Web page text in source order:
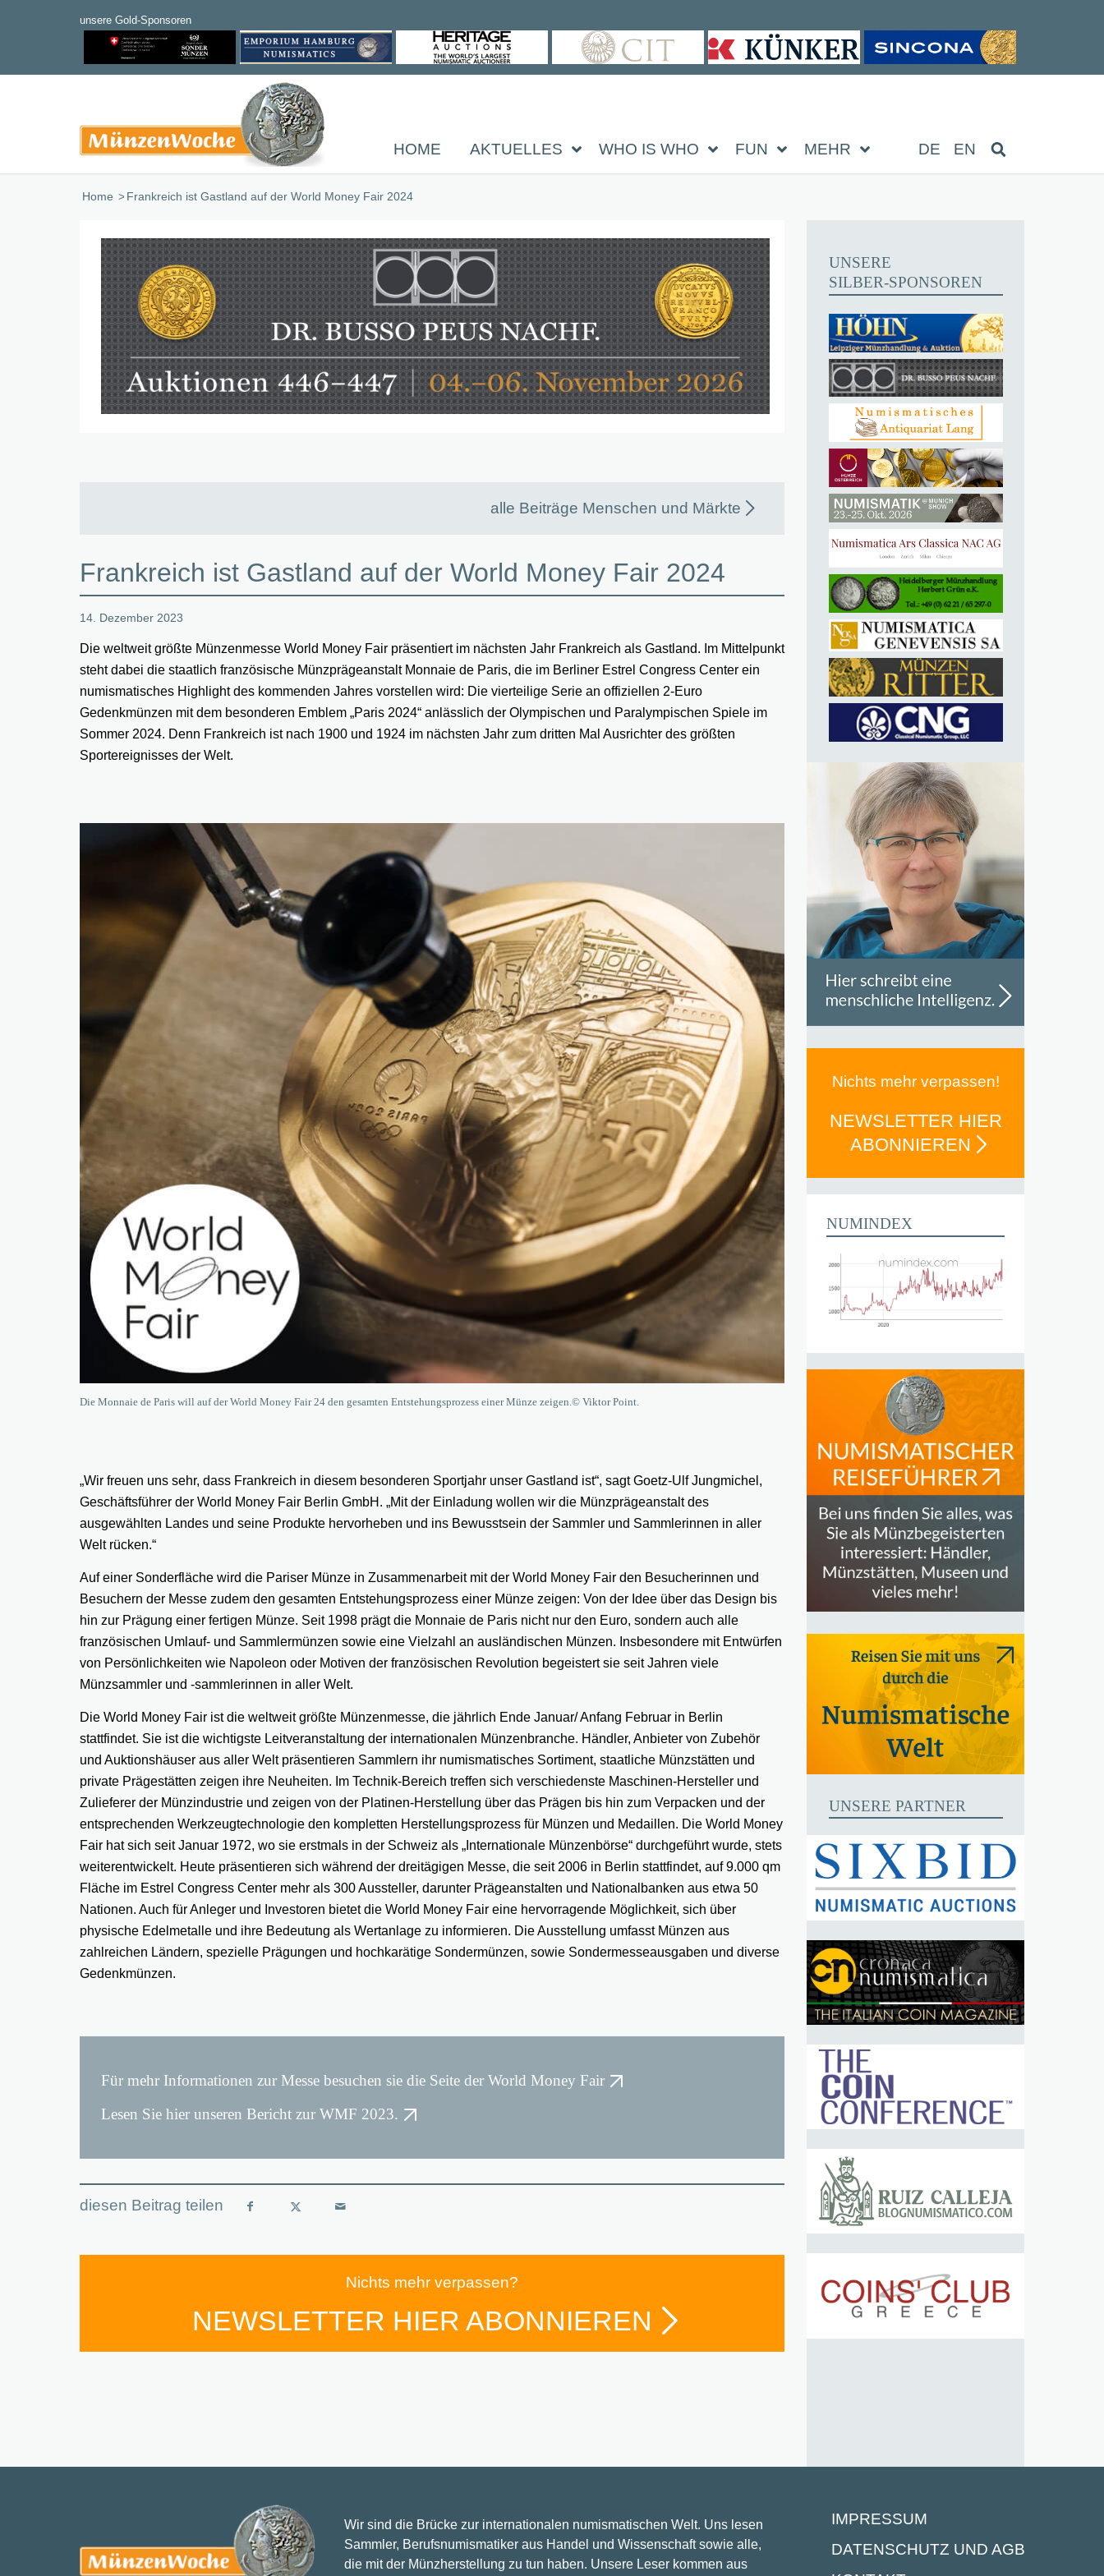
HOME AKTUELLES WHO IS WHO FUN MEHR DE EN
Home /Frankreich ist Gastland auf der World Money Fair 2024
alle Beiträge Menschen und Märkte
Frankreich ist Gastland auf der World Money Fair 2024
14. Dezember 2023
Die weltweit größte Münzenmesse World Money Fair präsentiert im nächsten Jahr Frankreich als Gastland. Im Mittelpunkt
steht dabei die staatlich französische Münzprägeanstalt Monnaie de Paris, die im Berliner Estrel Congress Center ein
numismatisches Highlight des kommenden Jahres vorstellen wird: Die vierteilige Serie an offiziellen 2-Euro
Gedenkmünzen mit dem besonderen Emblem „Paris 2024“ anlässlich der Olympischen und Paralympischen Spiele im
Sommer 2024. Denn Frankreich ist nach 1900 und 1924 im nächsten Jahr zum dritten Mal Ausrichter des größten
Sportereignisses der Welt.
Die Monnaie de Paris will auf der World Money Fair 24 den gesamten Entstehungsprozess einer Münze zeigen.© Viktor Point.
„Wir freuen uns sehr, dass Frankreich in diesem besonderen Sportjahr unser Gastland ist“, sagt Goetz-Ulf Jungmichel,
Geschäftsführer der World Money Fair Berlin GmbH. „Mit der Einladung wollen wir die Münzprägeanstalt des
ausgewählten Landes und seine Produkte hervorheben und ins Bewusstsein der Sammler und Sammlerinnen in aller
Welt rücken.“
Auf einer Sonderfläche wird die Pariser Münze in Zusammenarbeit mit der World Money Fair den Besucherinnen und
Besuchern der Messe zudem den gesamten Entstehungsprozess einer Münze zeigen: Von der Idee über das Design bis
hin zur Prägung einer fertigen Münze. Seit 1998 prägt die Monnaie de Paris nicht nur den Euro, sondern auch alle
französischen Umlauf- und Sammlermünzen sowie eine Vielzahl an ausländischen Münzen. Insbesondere mit Entwürfen
von Persönlichkeiten wie Napoleon oder Motiven der französischen Revolution begeistert sie seit Jahren viele
Münzsammler und -sammlerinnen in aller Welt.
Die World Money Fair ist die weltweit größte Münzenmesse, die jährlich Ende Januar/ Anfang Februar in Berlin
stattfindet. Sie ist die wichtigste Leitveranstaltung der internationalen Münzenbranche. Händler, Anbieter von Zubehör
und Auktionshäuser aus aller Welt präsentieren Sammlern ihr numismatisches Sortiment, staatliche Münzstätten und
private Prägestätten zeigen ihre Neuheiten. Im Technik-Bereich treffen sich verschiedenste Maschinen-Hersteller und
Zulieferer der Münzindustrie und zeigen von der Platinen-Herstellung über das Prägen bis hin zum Verpacken und der
entsprechenden Werkzeugtechnologie den kompletten Herstellungsprozess für Münzen und Medaillen. Die World Money
Fair hat sich seit Januar 1972, wo sie erstmals in der Schweiz als „Internationale Münzenbörse“ durchgeführt wurde, stets
weiterentwickelt. Heute präsentieren sich während der dreitägigen Messe, die seit 2006 in Berlin stattfindet, auf 9.000 qm
Fläche im Estrel Congress Center mehr als 300 Aussteller, darunter Prägeanstalten und Nationalbanken aus etwa 50
Nationen. Auch für Anleger und Investoren bietet die World Money Fair eine hervorragende Möglichkeit, sich über
physische Edelmetalle und ihre Bedeutung als Wertanlage zu informieren. Die Ausstellung umfasst Münzen aus
zahlreichen Ländern, spezielle Prägungen und hochkarätige Sondermünzen, sowie Sondermesseausgaben und diverse
Gedenkmünzen.
Für mehr Informationen zur Messe besuchen sie die Seite der World Money Fair
Lesen Sie hier unseren Bericht zur WMF 2023.
Nichts mehr verpassen?
NEWSLETTER HIER ABONNIEREN
UNSERE
SILBER-SPONSOREN
Nichts mehr verpassen!
NEWSLETTER HIER
ABONNIEREN
NUMINDEX
UNSERE PARTNER
Wir sind die Brücke zur internationalen numismatischen Welt. Uns lesen
Sammler, Berufsnumismatiker aus Handel und Wissenschaft sowie alle,
die mit der Münzherstellung zu tun haben. Unsere Leser kommen aus
IMPRESSUM
DATENSCHUTZ UND AGB